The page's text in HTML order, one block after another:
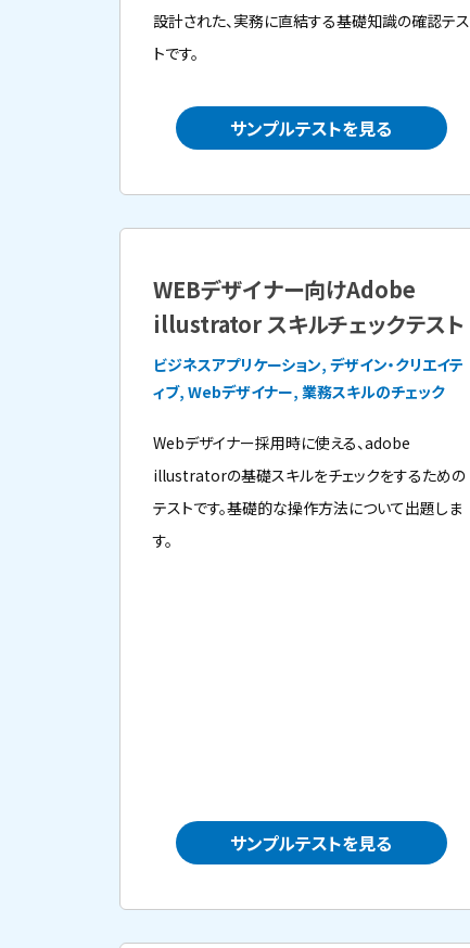
設計された、実務に直結する基礎知識の確認テス
トです。
サンプルテストを見る
WEBデザイナー向けAdobe
illustrator スキルチェックテスト
ビジネスアプリケーション, デザイン・クリエイテ
ィブ, Webデザイナー, 業務スキルのチェック
Webデザイナー採用時に使える、adobe
illustratorの基礎スキルをチェックをするための
テストです。基礎的な操作方法について出題しま
す。
サンプルテストを見る